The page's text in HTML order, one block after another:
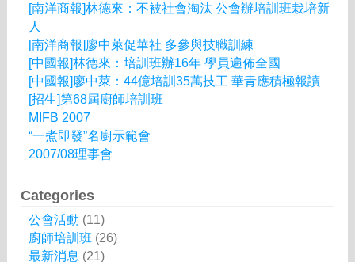
[南洋商報]林德來：不被社會淘汰 公會辦培訓班栽培新
人
[南洋商報]廖中萊促華社 多參與技職訓練
[中國報]林德來：培訓班辦16年 學員遍佈全國
[中國報]廖中萊：44億培訓35萬技工 華青應積極報讀
[招生]第68屆廚師培訓班
MIFB 2007
“一煮即發”名廚示範會
2007/08理事會
Categories
公會活動 (11)
廚師培訓班 (26)
最新消息 (21)